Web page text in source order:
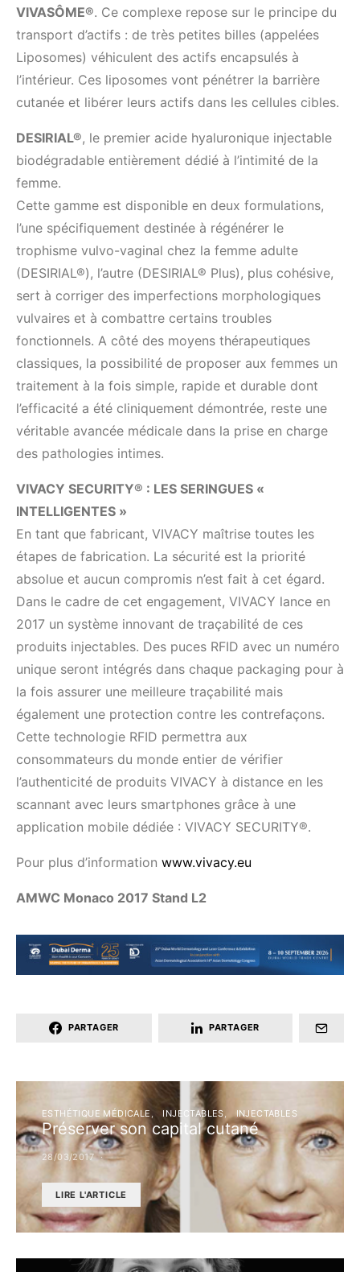
VIVASÔME®. Ce complexe repose sur le principe du
transport d’actifs : de très petites billes (appelées
Liposomes) véhiculent des actifs encapsulés à
l’intérieur. Ces liposomes vont pénétrer la barrière
cutanée et libérer leurs actifs dans les cellules cibles.
DESIRIAL®, le premier acide hyaluronique injectable
biodégradable entièrement dédié à l’intimité de la
femme.
Cette gamme est disponible en deux formulations,
l’une spécifiquement destinée à régénérer le
trophisme vulvo-vaginal chez la femme adulte
(DESIRIAL®), l’autre (DESIRIAL® Plus), plus cohésive,
sert à corriger des imperfections morphologiques
vulvaires et à combattre certains troubles
fonctionnels. A côté des moyens thérapeutiques
classiques, la possibilité de proposer aux femmes un
traitement à la fois simple, rapide et durable dont
l’efficacité a été cliniquement démontrée, reste une
véritable avancée médicale dans la prise en charge
des pathologies intimes.
VIVACY SECURITY® : LES SERINGUES «
INTELLIGENTES »
En tant que fabricant, VIVACY maîtrise toutes les
étapes de fabrication. La sécurité est la priorité
absolue et aucun compromis n’est fait à cet égard.
Dans le cadre de cet engagement, VIVACY lance en
2017 un système innovant de traçabilité de ces
produits injectables. Des puces RFID avec un numéro
unique seront intégrés dans chaque packaging pour à
la fois assurer une meilleure traçabilité mais
également une protection contre les contrefaçons.
Cette technologie RFID permettra aux
consommateurs du monde entier de vérifier
l’authenticité de produits VIVACY à distance en les
scannant avec leurs smartphones grâce à une
application mobile dédiée : VIVACY SECURITY®.
Pour plus d’information www.vivacy.eu
AMWC Monaco 2017 Stand L2
PARTAGER PARTAGER
ESTHÉTIQUE MÉDICALE INJECTABLES INJECTABLES
Préserver son capital cutané
28/03/2017
LIRE L'ARTICLE